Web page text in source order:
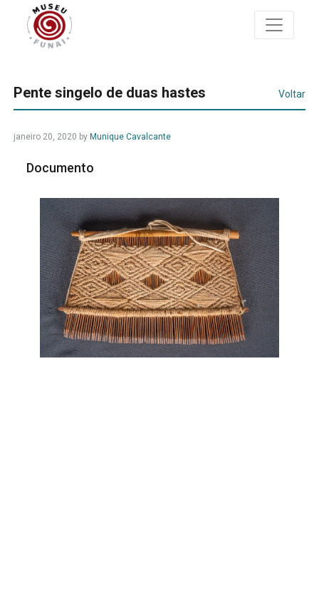
Pente singelo de duas hastes Voltar
janeiro 20, 2020 by Munique Cavalcante
Documento